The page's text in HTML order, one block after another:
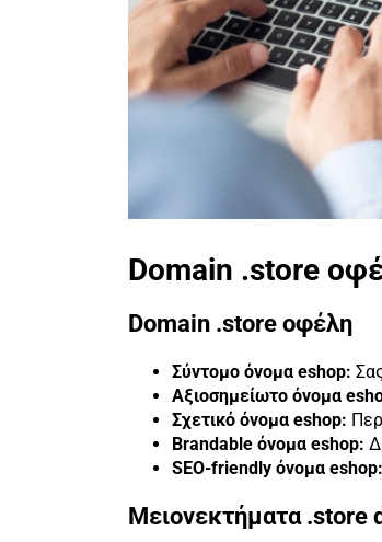
Domain .store
Domain .store οφέλη
Σύντομο όνομα eshop:
Αξιοσημείωτο όνομα
Σχετικό όνομα eshop:
Brandable όνομα eshop:
SEO-friendly όνομα eshop:
Μειονεκτήματα .store